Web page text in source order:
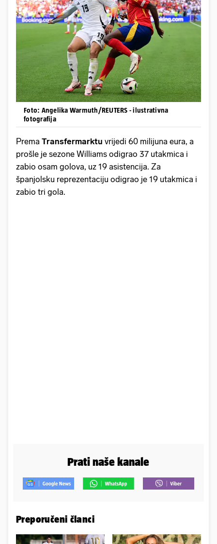
Foto: Angelika Warmuth/REUTERS - ilustrativna
fotografija
Prema Transfermarktu vrijedi 60 milijuna eura, a
prošle je sezone Williams odigrao 37 utakmica i
zabio osam golova, uz 19 asistencija. Za
španjolsku reprezentaciju odigrao je 19 utakmica i
zabio tri gola.
Prati naše kanale
Preporučeni članci